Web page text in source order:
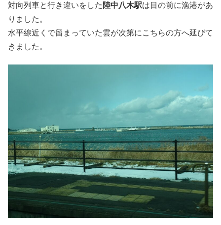
対向列車と行き違いをした 陸中八木駅は目の前に漁港があ
りました。
水平線近くで留まっていた雲が次第にこちらの方へ延びて
きました。